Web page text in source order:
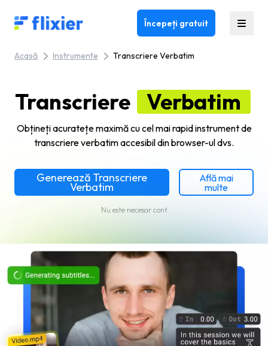
Flixier logo - Home Începeți gratuit
Acasă Instrumente Transcriere Verbatim
Transcriere Verbatim
Obțineți acuratețe maximă cu cel mai rapid instrument de
transcriere verbatim accesibil din browser-ul dvs.
Generează Transcriere
Verbatim
Află mai
multe
Nu este necesar cont